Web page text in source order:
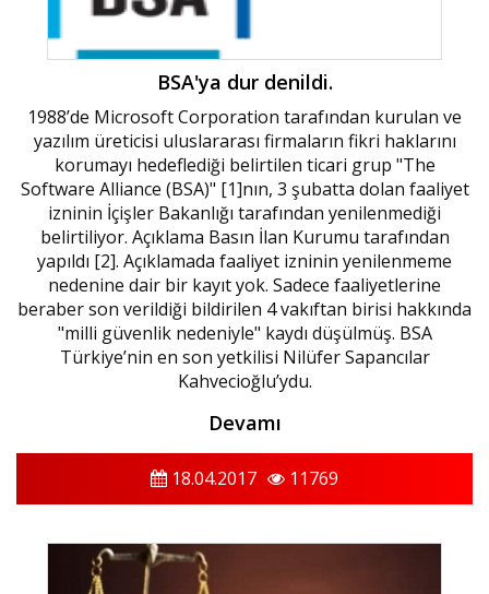
BSA'ya dur denildi.
1988’de Microsoft Corporation tarafından kurulan ve
yazılım üreticisi uluslararası firmaların fikri haklarını
korumayı hedeflediği belirtilen ticari grup "The
Software Alliance (BSA)" [1]nın, 3 şubatta dolan faaliyet
izninin İçişler Bakanlığı tarafından yenilenmediği
belirtiliyor. Açıklama Basın İlan Kurumu tarafından
yapıldı [2]. Açıklamada faaliyet izninin yenilenmeme
nedenine dair bir kayıt yok. Sadece faaliyetlerine
beraber son verildiği bildirilen 4 vakıftan birisi hakkında
"milli güvenlik nedeniyle" kaydı düşülmüş. BSA
Türkiye’nin en son yetkilisi Nilüfer Sapancılar
Kahvecioğlu’ydu.
Devamı
18.04.2017 11769